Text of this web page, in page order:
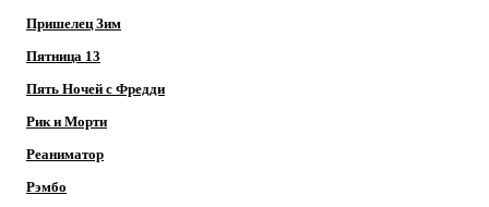
Пришелец Зим
Пятница 13
Пять Ночей с Фредди
Рик и Морти
Реаниматор
Рэмбо